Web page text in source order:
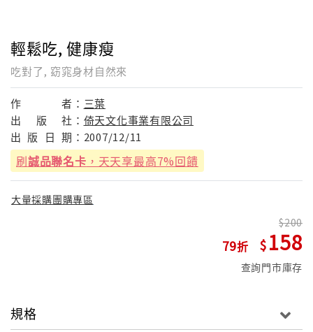
輕鬆吃, 健康瘦
吃對了, 窈窕身材自然來
作 者： 三葉
出
版 社： 倚天文化事業有限公司
出 版 日 期： 2007/12/11
刷誠品聯名卡 ，天天享最高7%回饋
大量採購團購專區
79
200
158
查詢門市庫存
規格